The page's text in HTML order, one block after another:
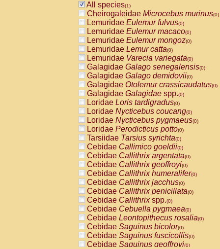
All species(1)
Cheirogaleidae Microcebus murinus(0)
Lemuridae Eulemur fulvus(0)
Lemuridae Eulemur macaco(0)
Lemuridae Eulemur mongoz(0)
Lemuridae Lemur catta(0)
Lemuridae Varecia variegata(0)
Galagidae Galago senegalensis(0)
Galagidae Galago demidovii(0)
Galagidae Otolemur crassicaudatus(0)
Galagidae Galagidae spp.(0)
Loridae Loris tardigradus(0)
Loridae Nycticebus coucang(0)
Loridae Nycticebus pygmaeus(0)
Loridae Perodicticus potto(0)
Tarsiidae Tarsius syrichta(0)
Cebidae Callimico goeldii(0)
Cebidae Callithrix argentata(0)
Cebidae Callithrix geoffroyi(0)
Cebidae Callithrix humeralifer(0)
Cebidae Callithrix jacchus(0)
Cebidae Callithrix penicillata(0)
Cebidae Callithrixspp.(0)
Cebidae Cebuella pygmaea(0)
Cebidae Leontopithecus rosalia(0)
Cebidae Saguinus bicolor(0)
Cebidae Saguinus fuscicollis(0)
Cebidae Saguinus geoffroyi(0)